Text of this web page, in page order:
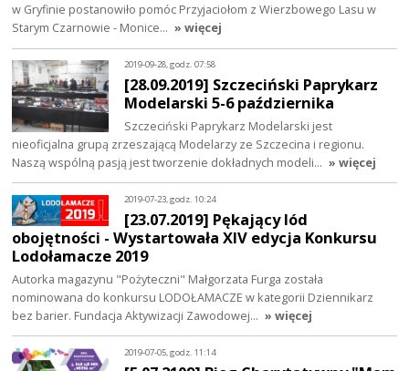
w Gryfinie postanowiło pomóc Przyjaciołom z Wierzbowego Lasu w
Starym Czarnowie - Monice… » więcej
2019-09-28, godz. 07:58
[28.09.2019] Szczeciński Paprykarz
Modelarski 5-6 października
Szczeciński Paprykarz Modelarski jest
nieoficjalna grupą zrzeszającą Modelarzy ze Szczecina i regionu.
Naszą wspólną pasją jest tworzenie dokładnych modeli… » więcej
2019-07-23, godz. 10:24
[23.07.2019] Pękający lód
obojętności - Wystartowała XIV edycja Konkursu
Lodołamacze 2019
Autorka magazynu "Pożyteczni" Małgorzata Furga została
nominowana do konkursu LODOŁAMACZE w kategorii Dziennikarz
bez barier. Fundacja Aktywizacji Zawodowej… » więcej
2019-07-05, godz. 11:14